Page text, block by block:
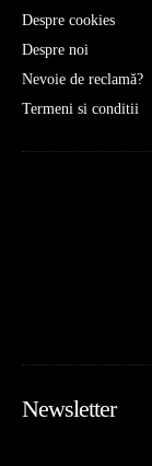
Despre cookies
Despre noi
Nevoie de reclamă?
Termeni si conditii
Newsletter